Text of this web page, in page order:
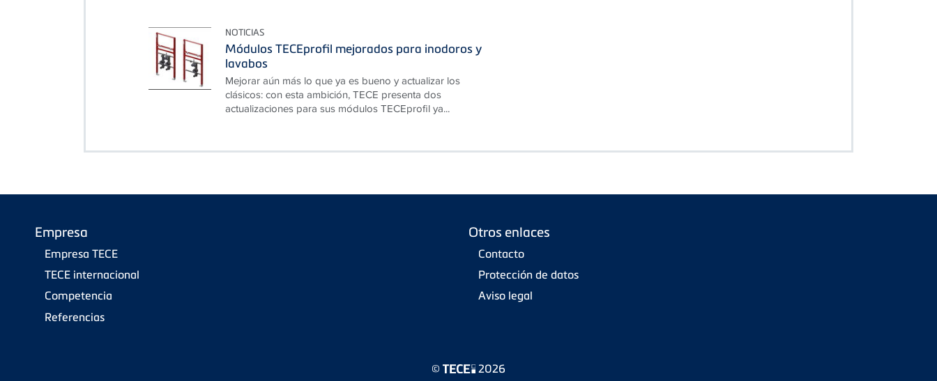
NOTICIAS
Módulos TECEprofil mejorados para inodoros y
lavabos
Mejorar aún más lo que ya es bueno y actualizar los
clásicos: con esta ambición, TECE presenta dos
actualizaciones para sus módulos TECEprofil ya...
Empresa
Empresa TECE
TECE internacional
Competencia
Referencias
Otros enlaces
Contacto
Protección de datos
Aviso legal
© 2026